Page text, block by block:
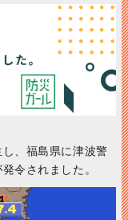
、福島県に津波警
令されました。